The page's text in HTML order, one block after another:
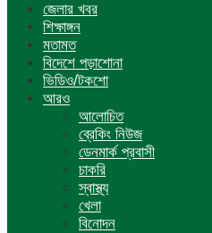
জেলার খবর
শিক্ষাঙ্গন
মতামত
বিদেশে পড়াশোনা
ভিডিও/টকশো
আরও
আলোচিত
ব্রেকিং নিউজ
ডেনমার্ক প্রবাসী
চাকরি
স্বাস্থ্য
খেলা
বিনোদন